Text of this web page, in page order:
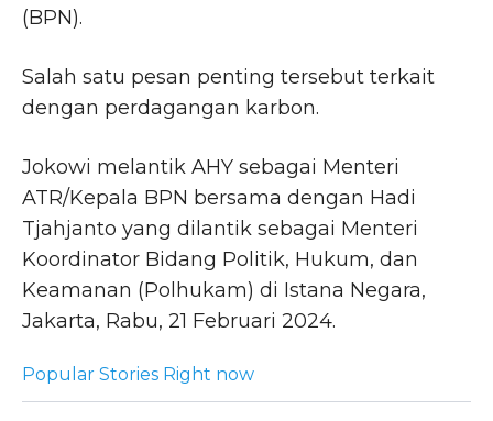
(BPN).
Salah satu pesan penting tersebut terkait
dengan perdagangan karbon.
Jokowi melantik AHY sebagai Menteri
ATR/Kepala BPN bersama dengan Hadi
Tjahjanto yang dilantik sebagai Menteri
Koordinator Bidang Politik, Hukum, dan
Keamanan (Polhukam) di Istana Negara,
Jakarta, Rabu, 21 Februari 2024.
Popular Stories Right now